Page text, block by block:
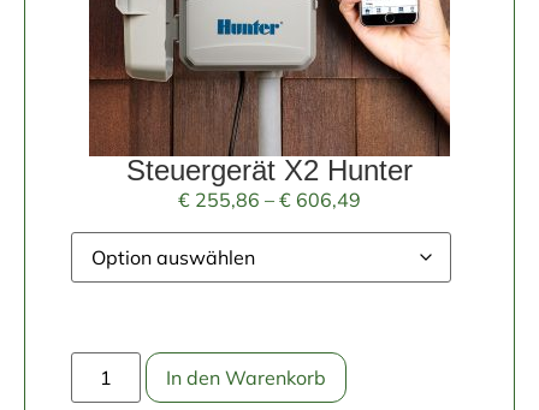
Steuergerät X2 Hunter
€ 255,86 – € 606,49
In den Warenkorb